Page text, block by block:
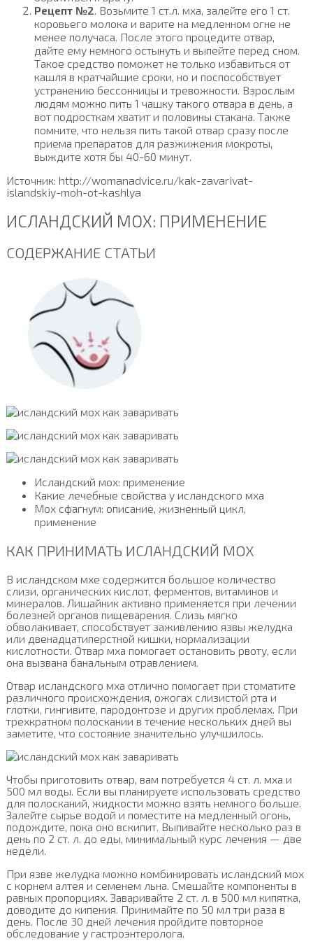
Рецепт №2. Возьмите 1 ст.л. мха, залейте его 1 ст.
коровьего молока и варите на медленном огне не
менее получаса. После этого процедите отвар,
дайте ему немного остынуть и выпейте перед сном.
Такое средство поможет не только избавиться от
кашля в кратчайшие сроки, но и поспособствует
устранению бессонницы и тревожности. Взрослым
людям можно пить 1 чашку такого отвара в день, а
вот подросткам хватит и половины стакана. Также
помните, что нельзя пить такой отвар сразу после
приема препаратов для разжижения мокроты,
выждите хотя бы 40-60 минут.
Источник: http://womanadvice.ru/kak-zavarivat-
islandskiy-moh-ot-kashlya
ИСЛАНДСКИЙ МОХ: ПРИМЕНЕНИЕ
СОДЕРЖАНИЕ СТАТЬИ
Исландский мох: применение
Какие лечебные свойства у исландского мха
Мох сфагнум: описание, жизненный цикл,
применение
КАК ПРИНИМАТЬ ИСЛАНДСКИЙ МОХ
В исландском мхе содержится большое количество
слизи, органических кислот, ферментов, витаминов и
минералов. Лишайник активно применяется при лечении
болезней органов пищеварения. Слизь мягко
обволакивает, способствует заживлению язвы желудка
или двенадцатиперстной кишки, нормализации
кислотности. Отвар мха помогает остановить рвоту, если
она вызвана банальным отравлением.
Отвар исландского мха отлично помогает при стоматите
различного происхождения, ожогах слизистой рта и
глотки, гингивите, пародонтозе и других проблемах. При
трехкратном полоскании в течение нескольких дней вы
заметите, что состояние значительно улучшилось.
Чтобы приготовить отвар, вам потребуется 4 ст. л. мха и
500 мл воды. Если вы планируете использовать средство
для полосканий, жидкости можно взять немного больше.
Залейте сырье водой и поместите на медленный огонь,
подождите, пока оно вскипит. Выпивайте несколько раз в
день по 2 ст. л. до еды, минимальный курс лечения — две
недели.
При язве желудка можно комбинировать исландский мох
с корнем алтея и семенем льна. Смешайте компоненты в
равных пропорциях. Заваривайте 2 ст. л. в 500 мл кипятка,
доводите до кипения. Принимайте по 50 мл три раза в
день. После 30 дней лечения пройдите повторное
обследование у гастроэнтеролога.